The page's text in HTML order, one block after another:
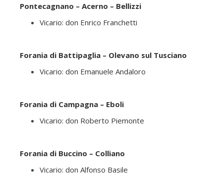
Pontecagnano – Acerno – Bellizzi
Vicario: don Enrico Franchetti
Forania di Battipaglia – Olevano sul Tusciano
Vicario: don Emanuele Andaloro
Forania di Campagna – Eboli
Vicario: don Roberto Piemonte
Forania di Buccino – Colliano
Vicario: don Alfonso Basile